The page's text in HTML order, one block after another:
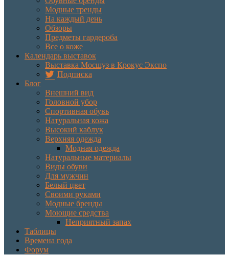
Модные тренды
На каждый день
Обзоры
Предметы гардероба
Все о коже
Календарь выставок
Выставка Мосшуз в Крокус Экспо
Подписка
Блог
Внешний вид
Головной убор
Спортивная обувь
Натуральная кожа
Высокий каблук
Верхняя одежда
Модная одежда
Натуральные материалы
Виды обуви
Для мужчин
Белый цвет
Своими руками
Модные бренды
Моющие средства
Неприятный запах
Таблицы
Времена года
Форум